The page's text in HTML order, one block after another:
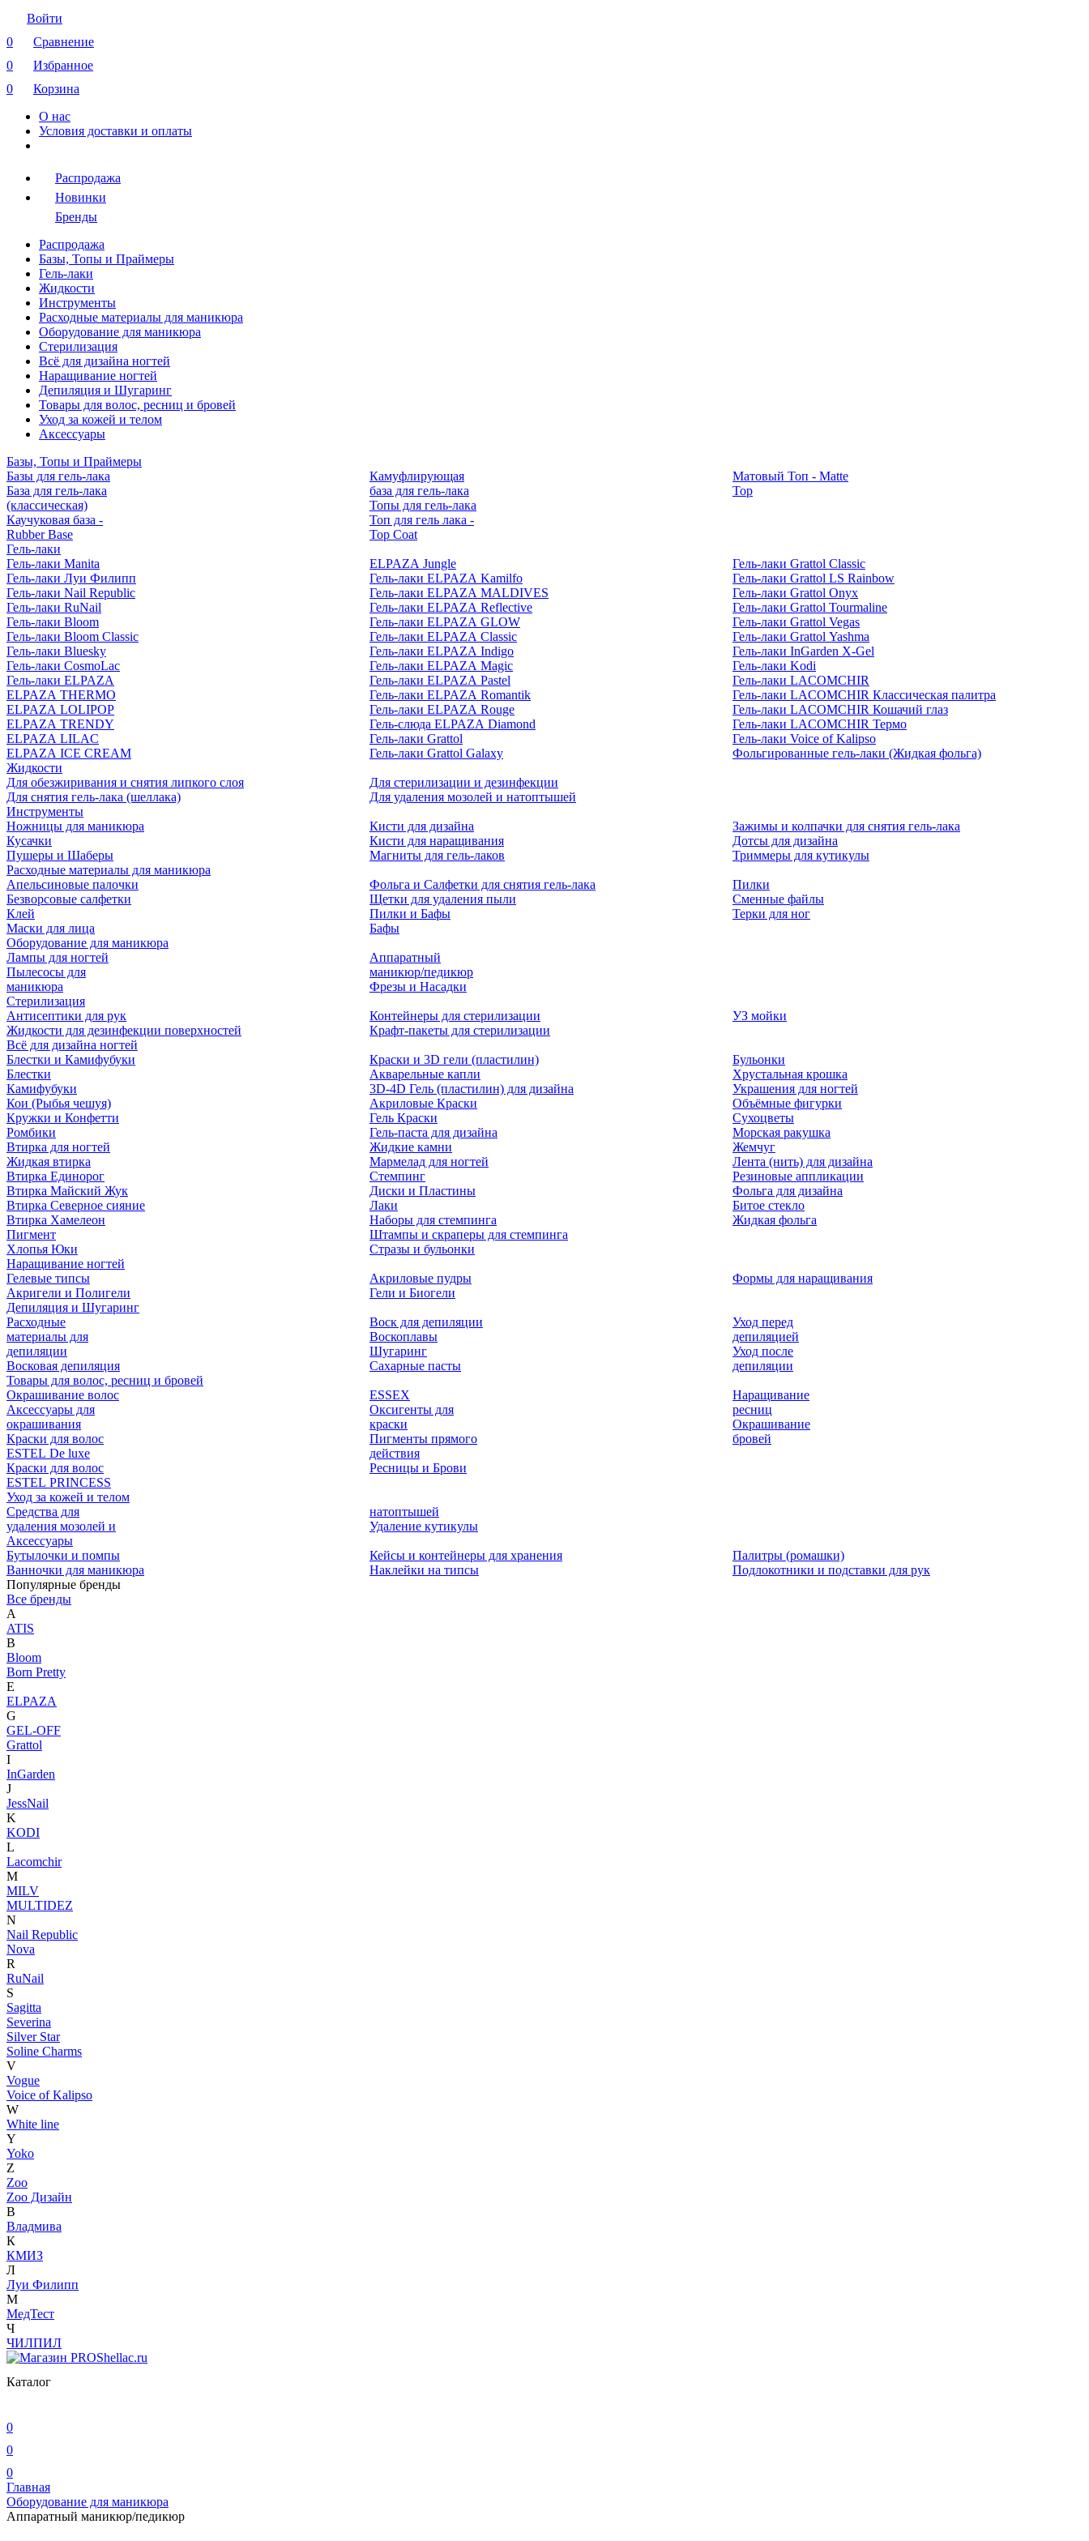
Войти
0
Сравнение
0
Избранное
0
Корзина
О нас
Условия доставки и оплаты
Распродажа
Новинки
Бренды
Распродажа
Базы, Топы и Праймеры
Гель-лаки
Жидкости
Инструменты
Расходные материалы для маникюра
Оборудование для маникюра
Стерилизация
Всё для дизайна ногтей
Наращивание ногтей
Депиляция и Шугаринг
Товары для волос, ресниц и бровей
Уход за кожей и телом
Аксессуары
Базы, Топы и Праймеры
Базы для гель-лака
База для гель-лака
(классическая)
Каучуковая база -
Rubber Base
Камуфлирующая
база для гель-лака
Топы для гель-лака
Топ для гель лака -
Top Coat
Матовый Топ - Matte
Top
Гель-лаки
Гель-лаки Manita
Гель-лаки Луи Филипп
Гель-лаки Nail Republic
Гель-лаки RuNail
Гель-лаки Bloom
Гель-лаки Bloom Classic
Гель-лаки Bluesky
Гель-лаки CosmoLac
Гель-лаки ELPAZA
ELPAZA THERMO
ELPAZA LOLIPOP
ELPAZA TRENDY
ELPAZA LILAC
ELPAZA IСE CREAM
ELPAZA Jungle
Гель-лаки ELPAZA Kamilfo
Гель-лаки ELPAZA MALDIVES
Гель-лаки ELPAZA Reflective
Гель-лаки ELPAZA GLOW
Гель-лаки ELPAZA Classic
Гель-лаки ELPAZA Indigo
Гель-лаки ELPAZA Magic
Гель-лаки ELPAZA Pastel
Гель-лаки ELPAZA Romantik
Гель-лаки ELPAZA Rouge
Гель-слюда ELPAZA Diamond
Гель-лаки Grattol
Гель-лаки Grattol Galaxy
Гель-лаки Grattol Classic
Гель-лаки Grattol LS Rainbow
Гель-лаки Grattol Onyx
Гель-лаки Grattol Tourmaline
Гель-лаки Grattol Vegas
Гель-лаки Grattol Yashma
Гель-лаки InGarden X-Gel
Гель-лаки Kodi
Гель-лаки LACOMCHIR
Гель-лаки LACOMCHIR Классическая палитра
Гель-лаки LACOMCHIR Кошачий глаз
Гель-лаки LACOMCHIR Термо
Гель-лаки Voice of Kalipso
Фольгированные гель-лаки (Жидкая фольга)
Жидкости
Для обезжиривания и снятия липкого слоя
Для снятия гель-лака (шеллака)
Для стерилизации и дезинфекции
Для удаления мозолей и натоптышей
Инструменты
Ножницы для маникюра
Кусачки
Пушеры и Шаберы
Кисти для дизайна
Кисти для наращивания
Магниты для гель-лаков
Зажимы и колпачки для снятия гель-лака
Дотсы для дизайна
Триммеры для кутикулы
Расходные материалы для маникюра
Апельсиновые палочки
Безворсовые салфетки
Клей
Маски для лица
Фольга и Салфетки для снятия гель-лака
Щетки для удаления пыли
Пилки и Бафы
Бафы
Пилки
Сменные файлы
Терки для ног
Оборудование для маникюра
Лампы для ногтей
Пылесосы для
маникюра
Аппаратный
маникюр/педикюр
Фрезы и Насадки
Стерилизация
Антисептики для рук
Жидкости для дезинфекции поверхностей
Контейнеры для стерилизации
Крафт-пакеты для стерилизации
УЗ мойки
Всё для дизайна ногтей
Блестки и Камифубуки
Блестки
Камифубуки
Кои (Рыбья чешуя)
Кружки и Конфетти
Ромбики
Втирка для ногтей
Жидкая втирка
Втирка Единорог
Втирка Майский Жук
Втирка Северное сияние
Втирка Хамелеон
Пигмент
Хлопья Юки
Краски и 3D гели (пластилин)
Акварельные капли
3D-4D Гель (пластилин) для дизайна
Акриловые Краски
Гель Краски
Гель-паста для дизайна
Жидкие камни
Мармелад для ногтей
Стемпинг
Диски и Пластины
Лаки
Наборы для стемпинга
Штампы и скраперы для стемпинга
Стразы и бульонки
Бульонки
Хрустальная крошка
Украшения для ногтей
Объёмные фигурки
Сухоцветы
Морская ракушка
Жемчуг
Лента (нить) для дизайна
Резиновые аппликации
Фольга для дизайна
Битое стекло
Жидкая фольга
Наращивание ногтей
Гелевые типсы
Акригели и Полигели
Акриловые пудры
Гели и Биогели
Формы для наращивания
Депиляция и Шугаринг
Расходные
материалы для
депиляции
Восковая депиляция
Воск для депиляции
Воскоплавы
Шугаринг
Сахарные пасты
Уход перед
депиляцией
Уход после
депиляции
Товары для волос, ресниц и бровей
Окрашивание волос
Аксессуары для
окрашивания
Краски для волос
ESTEL De luxe
Краски для волос
ESTEL PRINCESS
ESSEX
Оксигенты для
краски
Пигменты прямого
действия
Ресницы и Брови
Наращивание
ресниц
Окрашивание
бровей
Уход за кожей и телом
Средства для
удаления мозолей и
натоптышей
Удаление кутикулы
Аксессуары
Бутылочки и помпы
Ванночки для маникюра
Кейсы и контейнеры для хранения
Наклейки на типсы
Палитры (ромашки)
Подлокотники и подставки для рук
Популярные бренды
Все бренды
A
ATIS
B
Bloom
Born Pretty
E
ELPAZA
G
GEL-OFF
Grattol
I
InGarden
J
JessNail
K
KODI
L
Lacomchir
M
MILV
MULTIDEZ
N
Nail Republic
Nova
R
RuNail
S
Sagitta
Severina
Silver Star
Soline Charms
V
Vogue
Voice of Kalipso
W
White line
Y
Yoko
Z
Zoo
Zoo Дизайн
В
Владмива
К
КМИЗ
Л
Луи Филипп
М
МедТест
Ч
ЧИЛПИЛ
Каталог
0
0
0
Главная
Оборудование для маникюра
Аппаратный маникюр/педикюр